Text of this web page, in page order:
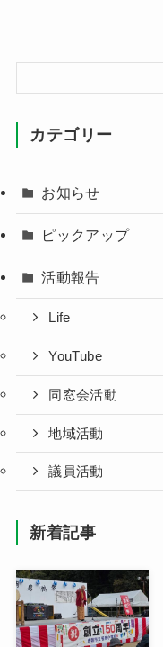
カテゴリー
お知らせ
ピックアップ
活動報告
Life
YouTube
同窓会活動
地域活動
議員活動
新着記事